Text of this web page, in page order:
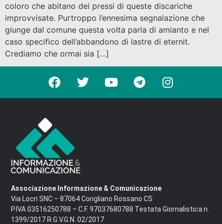
coloro che abitano dei pressi di queste discariche
improvvisate. Purtroppo l’ennesima segnalazione che
giunge dal comune questa volta parla di amianto e nel
caso specifico dell’abbandono di lastre di eternit.
Crediamo che ormai sia […]
Associazione Informazione & Comunicazione
Via Locri SNC – 87064 Corigliano Rossano CS
P.IVA 03516250788 – C.F. 97037680788 Testata Giornalistica n.
1399/2017 R.G.V.G.N. 02/2017